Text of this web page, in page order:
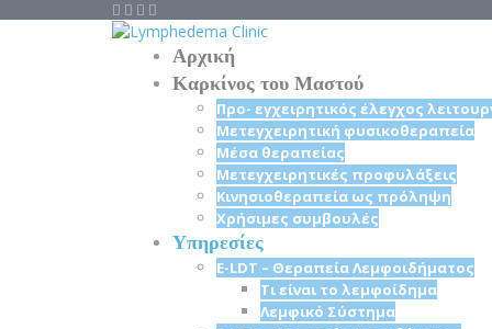
Αρχική
Καρκίνος του Μαστού
Προ- εγχειρητικός έλεγχος
Μετεγχειρητική φυσικοθεραπεία
Μέσα θεραπείας
Mετεγχειρητικές προφυλάξεις
Κινησιοθεραπεία ως πρόληψη
Χρήσιμες συμβουλές
Υπηρεσίες
E-LDT – Θεραπεία Λεμφοιδήματος
Τι είναι το λεμφοίδημα
Λεμφικό Σύστημα